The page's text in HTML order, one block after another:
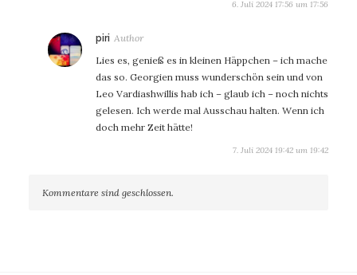
6. Juli 2024 17:56 um 17:56
piri sagt:
Lies es, genieß es in kleinen Häppchen – ich mache
das so. Georgien muss wunderschön sein und von
Leo Vardiashwillis hab ich – glaub ich – noch nichts
gelesen. Ich werde mal Ausschau halten. Wenn ich
doch mehr Zeit hätte!
7. Juli 2024 19:42 um 19:42
Kommentare sind geschlossen.